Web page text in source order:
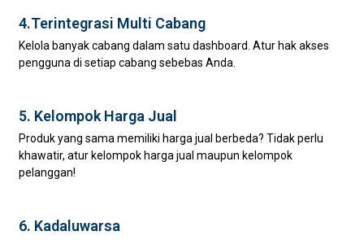
4.Terintegrasi Multi Cabang
Kelola banyak cabang dalam satu dashboard. Atur hak akses
pengguna di setiap cabang sebebas Anda.
5. Kelompok Harga Jual
Produk yang sama memiliki harga jual berbeda? Tidak perlu
khawatir, atur kelompok harga jual maupun kelompok
pelanggan!
6. Kadaluwarsa